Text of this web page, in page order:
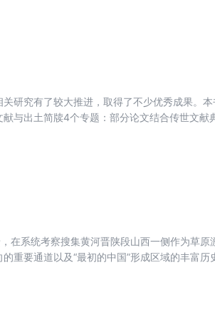
研究有了较大推进，取得了不少优秀成果。
与出土简牍4个专题：部分论文结合传世文献
的彩响等问题加以论述。诸位作者从不同角度
在系统考察搜集黄河晋陕段山西一侧作为草原
重要通道以及“最初的中国”形成区域的丰富历